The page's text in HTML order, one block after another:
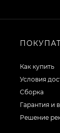
Как купить
Условия
Сборка
Гарантия и
Решение